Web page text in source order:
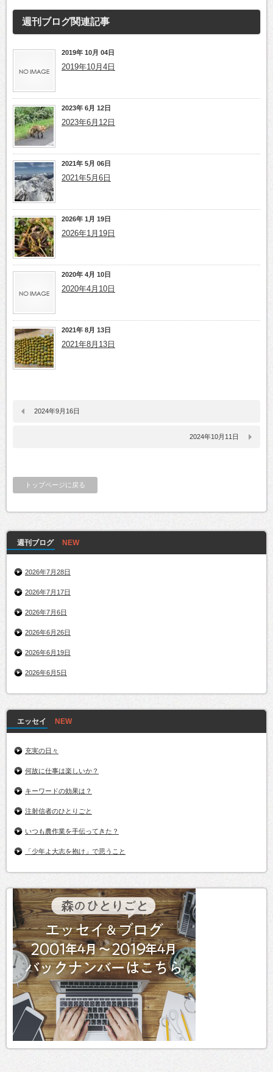
週刊ブログ関連記事
2019年 10月 04日
2019年10月4日
2023年 6月 12日
2023年6月12日
2021年 5月 06日
2021年5月6日
2026年 1月 19日
2026年1月19日
2020年 4月 10日
2020年4月10日
2021年 8月 13日
2021年8月13日
2024年9月16日
2024年10月11日
トップページに戻る
週刊ブログ
2026年7月28日
2026年7月17日
2026年7月6日
2026年6月26日
2026年6月19日
2026年6月5日
エッセイ
充実の日々
何故に仕事は楽しいか？
キーワードの効果は？
注射信者のひとりごと
いつも農作業を手伝ってきた？
「少年よ大志を抱け」で思うこと